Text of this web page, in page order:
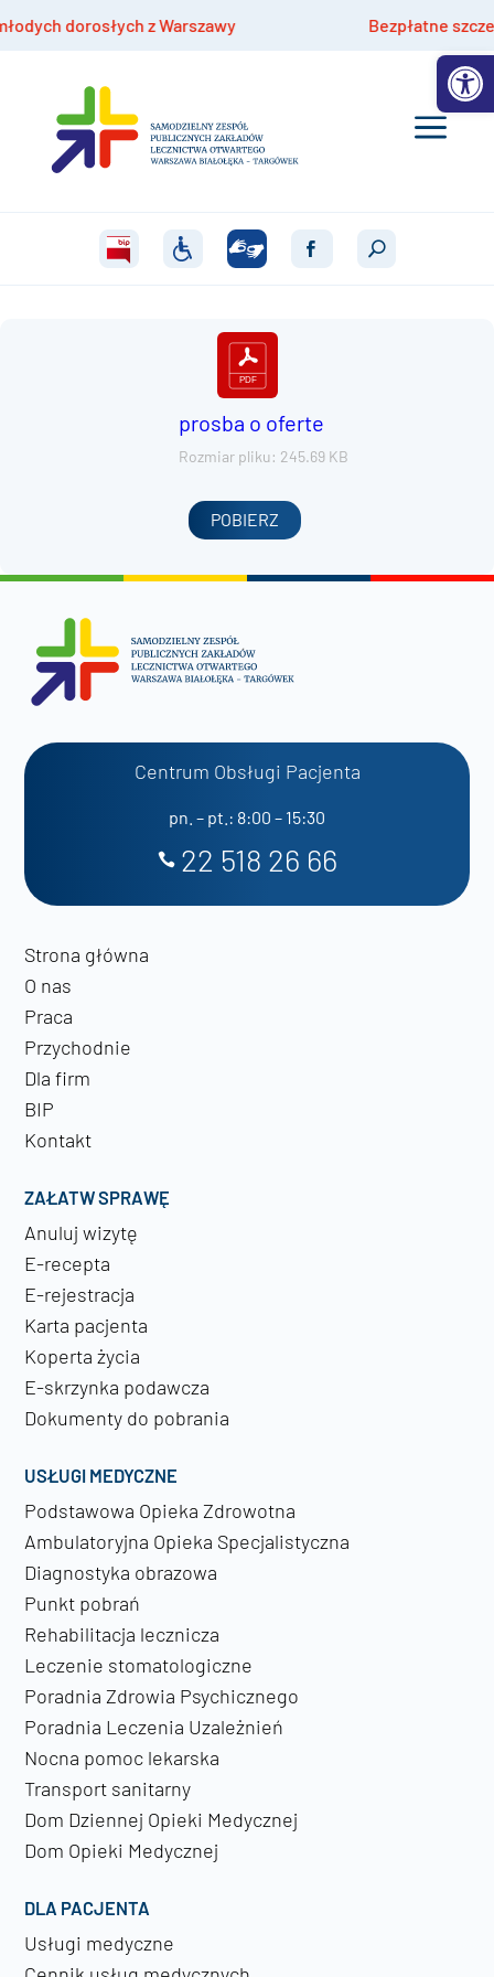
dorosłych z Warszawy Bezpłatne
prosba o oferte
Rozmiar pliku: 245.69 KB
POBIERZ
Centrum Obsługi Pacjenta
pn. – pt.: 8:00 – 15:30
22 518 26 66
Strona główna
O nas
Praca
Przychodnie
Dla firm
BIP
Kontakt
ZAŁATW SPRAWĘ
Anuluj wizytę
E-recepta
E-rejestracja
Karta pacjenta
Koperta życia
E-skrzynka podawcza
Dokumenty do pobrania
USŁUGI MEDYCZNE
Podstawowa Opieka Zdrowotna
Ambulatoryjna Opieka Specjalistyczna
Diagnostyka obrazowa
Punkt pobrań
Rehabilitacja lecznicza
Leczenie stomatologiczne
Poradnia Zdrowia Psychicznego
Poradnia Leczenia Uzależnień
Nocna pomoc lekarska
Transport sanitarny
Dom Dziennej Opieki Medycznej
Dom Opieki Medycznej
DLA PACJENTA
Usługi medyczne